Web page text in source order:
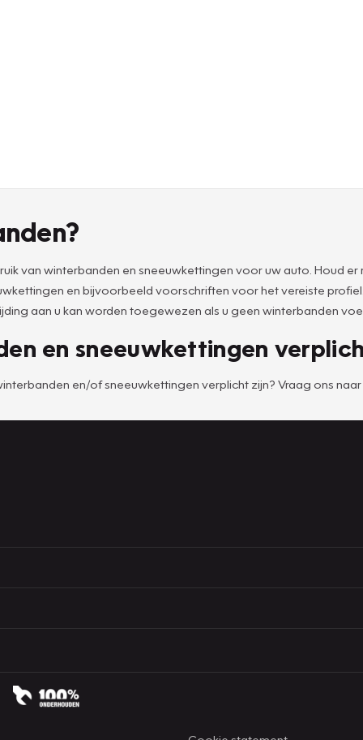
van winterbanden en sneeuwkettingen voor uw auto. Houd
en bijvoorbeeld voorschriften voor het vereiste
aan u kan worden toegewezen als u geen winterbanden
en sneeuwkettingen
en/of sneeuwkettingen verplicht zijn? Vraag ons naar